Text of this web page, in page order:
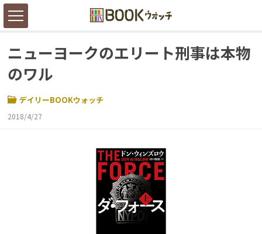
ニューヨークのエリート刑事は本物
のワル
デイリーBOOKウォッチ
2018/4/27